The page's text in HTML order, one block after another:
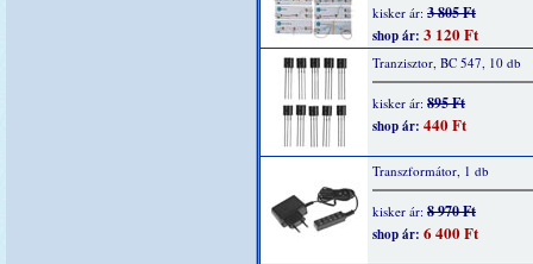
kisker ár: 3 805 Ft
shop ár: 3 120 Ft
Tranzisztor, BC 547, 10 db
kisker ár: 895 Ft
shop ár: 440 Ft
Transzformátor, 1 db
kisker ár: 8 970 Ft
shop ár: 6 400 Ft